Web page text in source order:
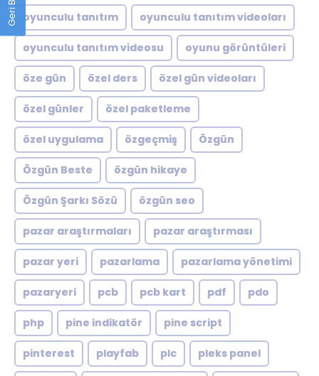
oyunculu tanıtım oyunculu tanıtım videoları
oyunculu tanıtım videosu oyunu görüntüleri
öze gün özel ders özel gün videoları
özel günler özel paketleme
özel uygulama özgeçmiş Özgün
Özgün Beste özgün hikaye
Özgün Şarkı Sözü özgün seo
pazar araştırmaları pazar araştırması
pazar yeri pazarlama pazarlama yönetimi
pazaryeri pcb pcb kart pdf pdo
php pine indikatör pine script
pinterest playfab plc pleks panel